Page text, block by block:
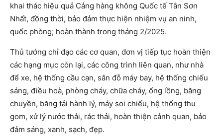
khai thác hiệu quả Cảng hàng không Quốc tế Tân Sơn
Nhất, đồng thời, bảo đảm thực hiện nhiệm vụ an ninh,
quốc phòng; hoàn thành trong tháng 2/2025.
Thủ tướng chỉ đạo các cơ quan, đơn vị tiếp tục hoàn thiện
các hạng mục còn lại, các công trình liên quan, như nhà
để xe, hệ thống cầu cạn, sân đỗ máy bay, hệ thống chiếu
sáng, điều hoà, phòng cháy, chữa cháy, ống lồng, băng
chuyền, băng tải hành lý, máy soi chiếu, hệ thống thu
gom, xử lý nước thải, rác thải, hoàn thiện cảnh quan, bảo
đảm sáng, xanh, sạch, đẹp.